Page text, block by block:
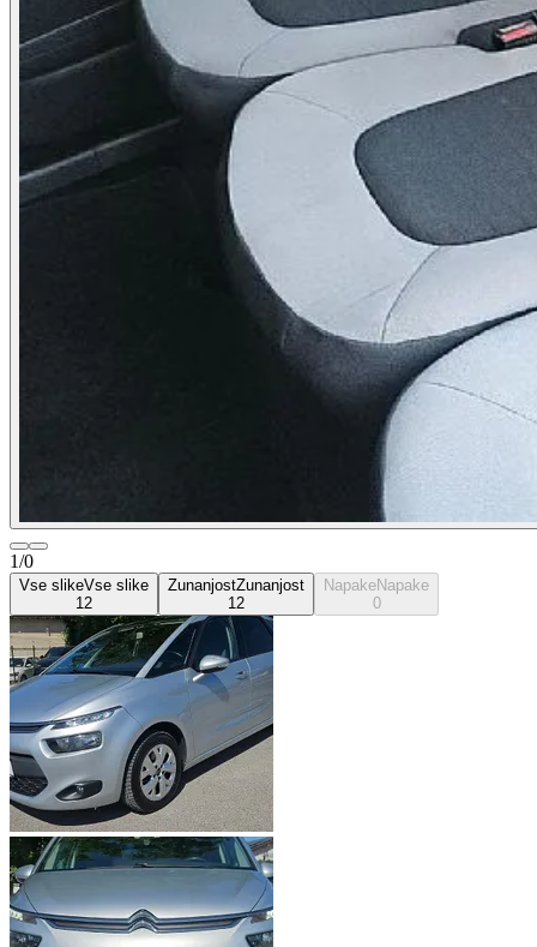
1/0
Vse slikeVse slike
12
ZunanjostZunanjost
12
NapakeNapake
0